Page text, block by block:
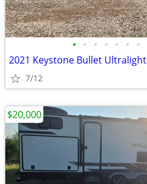
• • • • • • •
2021 Keystone Bullet Ultralight
7/12
$20,000